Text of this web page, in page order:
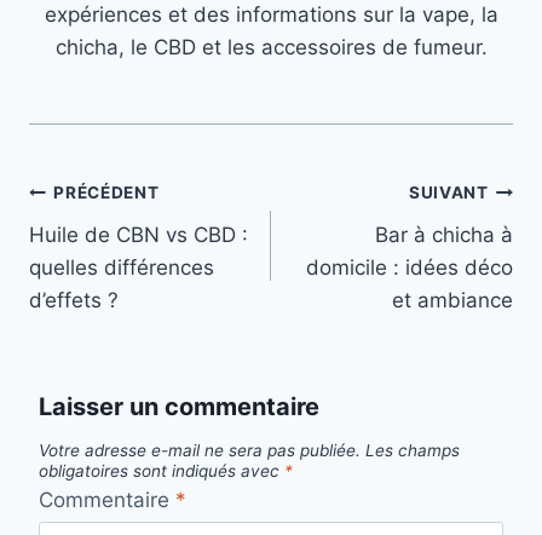
expériences et des informations sur la vape, la
chicha, le CBD et les accessoires de fumeur.
Navigation
de
l’article
PRÉCÉDENT
Huile de CBN vs CBD :
quelles différences
d’effets ?
SUIVANT
Bar à chicha à
domicile : idées déco
et ambiance
Laisser un commentaire
Votre adresse e-mail ne sera pas publiée. Les champs
obligatoires sont indiqués avec *
Commentaire *